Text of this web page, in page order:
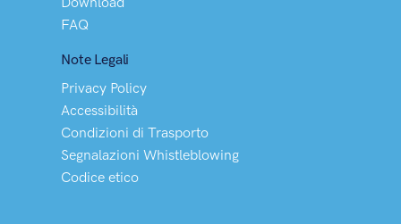
FAQ
Note Legali
Privacy Policy
Accessibilità
Condizioni di Trasporto
Segnalazioni Whistleblowing
Codice etico